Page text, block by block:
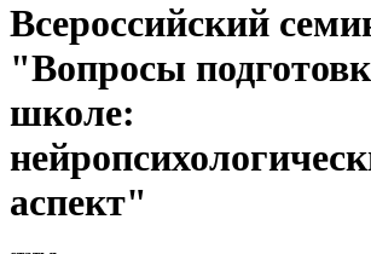
Всероссийский
"Вопросы
школе:
аспект"